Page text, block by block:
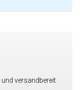
versandbereit